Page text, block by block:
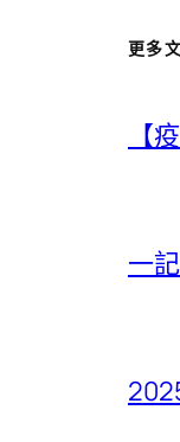
更多
【
一